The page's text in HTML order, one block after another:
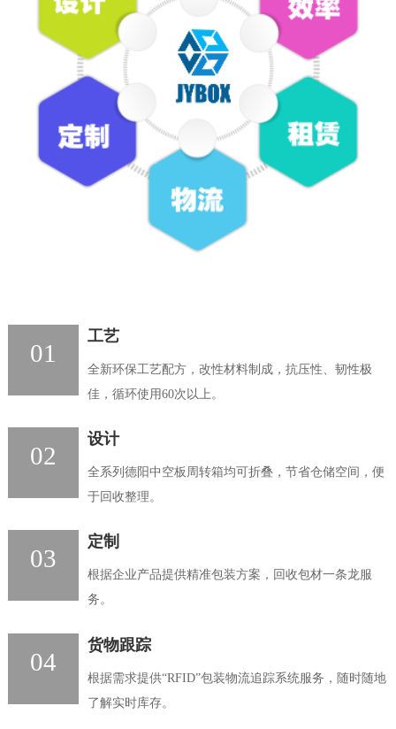
01
工艺
全新环保工艺配方，改性材料制成，抗压性、韧性极
佳，循环使用60次以上。
02
设计
全系列德阳中空板周转箱均可折叠，节省仓储空间，便
于回收整理。
03
定制
根据企业产品提供精准包装方案，回收包材一条龙服
务。
04
货物跟踪
根据需求提供“RFID”包装物流追踪系统服务，随时随地
了解实时库存。